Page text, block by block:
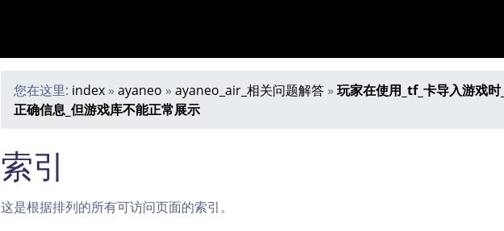
您在这里: index » ayaneo » ayaneo_air_相关问题解答 » 玩家在使用_tf_卡导入游戏
正确信息_但游戏库不能正常展示
索引
这是根据排列的所有可访问页面的索引。